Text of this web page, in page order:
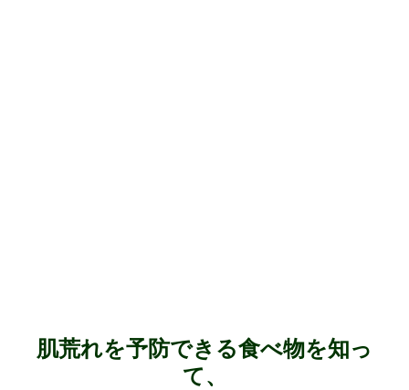
肌荒れを予防できる食べ物を知っ
て、